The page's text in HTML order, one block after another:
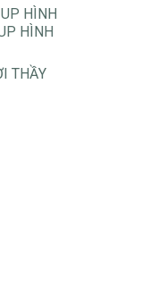
HÌNH
HÌNH
THẦY